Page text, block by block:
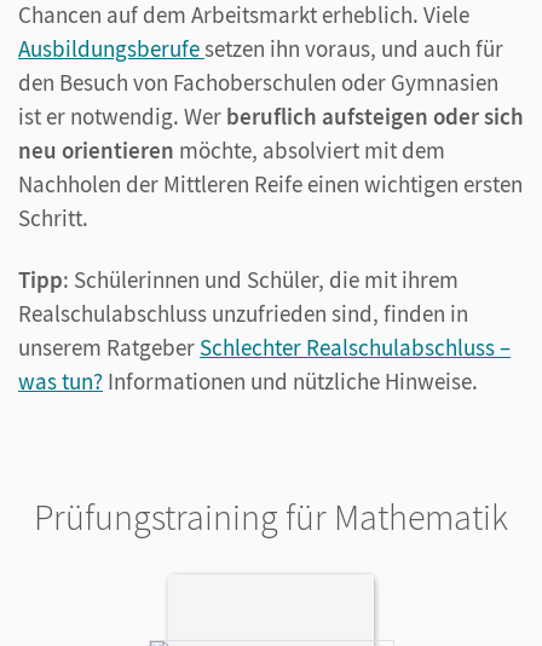
Chancen auf dem Arbeitsmarkt erheblich. Viele
Ausbildungsberufesetzen ihn voraus, und auch für
den Besuch von Fachoberschulen oder Gymnasien
ist er notwendig. Wer beruflich aufsteigen oder sich
neu orientieren möchte, absolviert mit dem
Nachholen der Mittleren Reife einen wichtigen ersten
Schritt.
Tipp: Schülerinnen und Schüler, die mit ihrem
Realschulabschluss unzufrieden sind, finden in
unserem Ratgeber Schlechter Realschulabschluss –
was tun? Informationen und nützliche Hinweise.
Prüfungstraining für Mathematik